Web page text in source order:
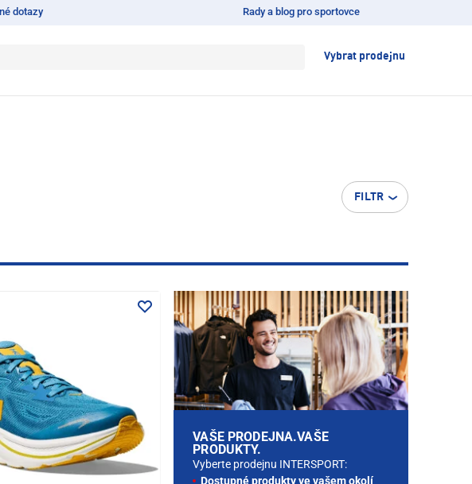
dotazy Rady a blog pro sportovce
Vybrat prodejnu
FILTR
VAŠE PRODEJNA.VAŠE
PRODUKTY.
Vyberte prodejnu INTERSPORT:
Dostupné produkty ve vašem okolí